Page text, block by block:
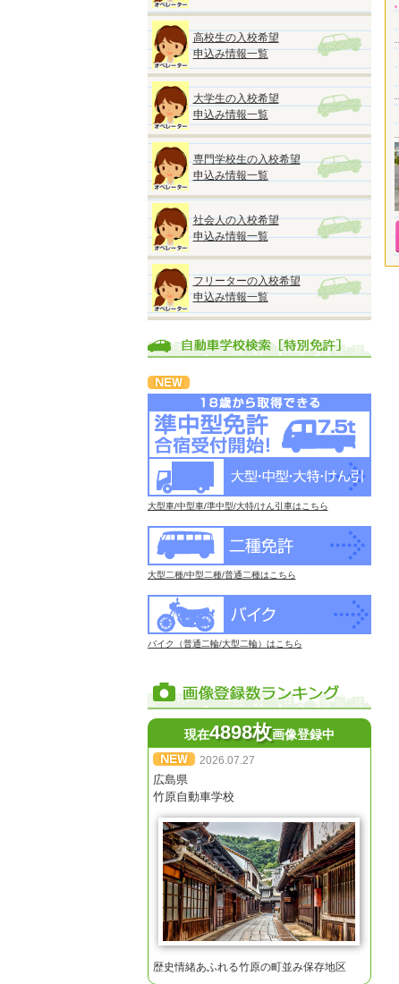
高校生の入校希望
申込み情報一覧
大学生の入校希望
申込み情報一覧
専門学校生の入校希望
申込み情報一覧
社会人の入校希望
申込み情報一覧
フリーターの入校希望
申込み情報一覧
大型車/中型車/準中型/大特/けん引車はこちら
大型二種/中型二種/普通二種はこちら
バイク（普通二輪/大型二輪）はこちら
現在4898枚画像登録中
2026.07.27
広島県
竹原自動車学校
歴史情緒あふれる竹原の町並み保存地区